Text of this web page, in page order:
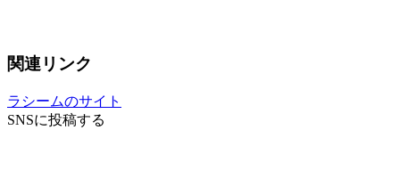
関連リンク
ラシームのサイト
SNSに投稿する